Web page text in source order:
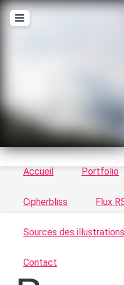
Le vortex à chats -
genre par Tykayn
Accueil Portfolio
Cipherbliss Flux
Sources des illustrations
Contact